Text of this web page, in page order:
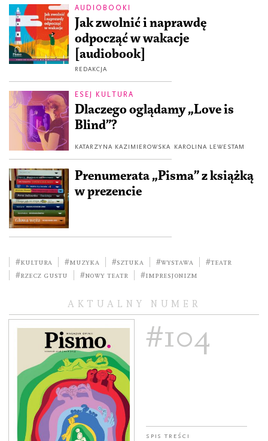
AUDIOBOOKI
Jak zwolnić i naprawdę
odpocząć w wakacje
[audiobook]
REDAKCJA
ESEJ KULTURA
Dlaczego oglądamy „Love is
Blind”?
KATARZYNA KAZIMIEROWSKA KAROLINA LEWESTAM
Prenumerata „Pisma” z książką
w prezencie
#kultura #muzyka #sztuka #wystawa
#teatr
#rzecz gustu
#Nowy Teatr #impresjonizm
AKTUALNY NUMER
#104
Spis treści